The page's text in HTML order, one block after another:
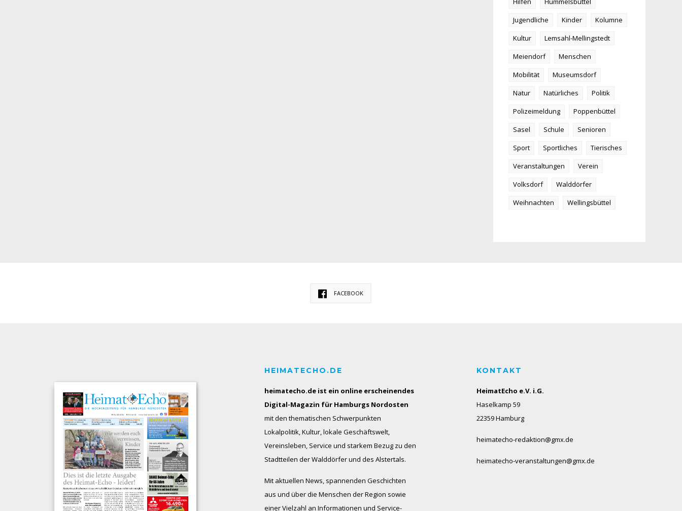
Jugendliche
Kinder
Kolumne
Kultur
Lemsahl-Mellingstedt
Meiendorf
Menschen
Mobilität
Museumsdorf
Natur
Natürliches
Politik
Polizeimeldung
Poppenbüttel
Sasel
Schule
Senioren
Sport
Sportliches
Tierisches
Veranstaltungen
Verein
Volksdorf
Walddörfer
Weihnachten
Wellingsbüttel
FACEBOOK
HEIMATECHO.DE
heimatecho.de ist ein online erscheinendes
Digital-Magazin für Hamburgs Nordosten
mit den thematischen Schwerpunkten
Lokalpolitik, Kultur, lokale Geschäftswelt,
Vereinsleben, Service und starkem Bezug zu den
Stadtteilen der Walddörfer und des Alstertals.
Mit aktuellen News, spannenden Geschichten
aus und über die Menschen der Region sowie
einer Vielzahl an Informationen und Service-
KONTAKT
HeimatEcho e.V. i.G.
Haselkamp 59
22359 Hamburg
heimatecho-redaktion@gmx.de
heimatecho-veranstaltungen@gmx.de